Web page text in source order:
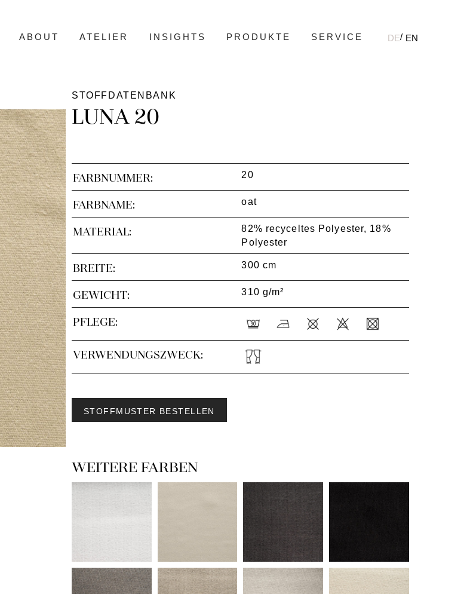
ABOUT ATELIER INSIGHTS PRODUKTE SERVICE DE EN
STOFFDATENBANK
LUNA 20
FARBNUMMER: 20
FARBNAME: oat
MATERIAL:
82% recyceltes Polyester, 18%
Polyester
BREITE: 300 cm
GEWICHT: 310 g/m²
PFLEGE:
VERWENDUNGSZWECK:
STOFFMUSTER BESTELLEN
WEITERE FARBEN